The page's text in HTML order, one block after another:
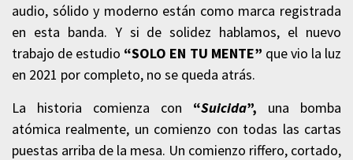
audio, sólido y moderno están como marca registrada
en esta banda. Y si de solidez hablamos, el nuevo
trabajo de estudio “SOLO EN TU MENTE” que vio la luz
en 2021 por completo, no se queda atrás.
La historia comienza con “Suicida”, una bomba
atómica realmente, un comienzo con todas las cartas
puestas arriba de la mesa. Un comienzo riffero, cortado,